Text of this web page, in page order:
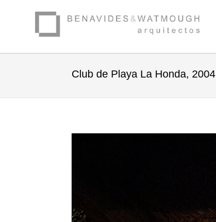
Club de Playa La Honda, 2004